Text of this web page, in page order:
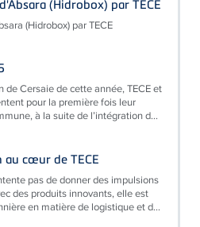
(Hidrobox) par TECE
(Hidrobox) par TECE
de Cersaie de cette année, TECE et
pour la première fois leur
à la suite de l’intégration d...
au cœur de TECE
pas de donner des impulsions
des produits innovants, elle est
en matière de logistique et d...